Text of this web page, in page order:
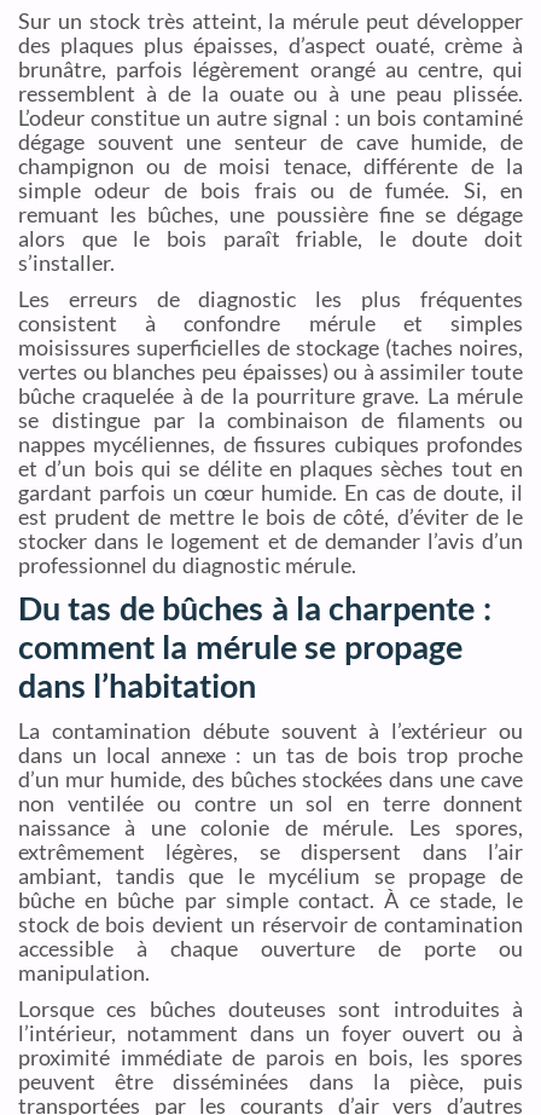
Sur un stock très atteint, la mérule peut développer
des plaques plus épaisses, d’aspect ouaté, crème à
brunâtre, parfois légèrement orangé au centre, qui
ressemblent à de la ouate ou à une peau plissée.
L’odeur constitue un autre signal : un bois contaminé
dégage souvent une senteur de cave humide, de
champignon ou de moisi tenace, différente de la
simple odeur de bois frais ou de fumée. Si, en
remuant les bûches, une poussière fine se dégage
alors que le bois paraît friable, le doute doit
s’installer.
Les erreurs de diagnostic les plus fréquentes
consistent à confondre mérule et simples
moisissures superficielles de stockage (taches noires,
vertes ou blanches peu épaisses) ou à assimiler toute
bûche craquelée à de la pourriture grave. La mérule
se distingue par la combinaison de filaments ou
nappes mycéliennes, de fissures cubiques profondes
et d’un bois qui se délite en plaques sèches tout en
gardant parfois un cœur humide. En cas de doute, il
est prudent de mettre le bois de côté, d’éviter de le
stocker dans le logement et de demander l’avis d’un
professionnel du diagnostic mérule.
Du tas de bûches à la charpente :
comment la mérule se propage
dans l’habitation
La contamination débute souvent à l’extérieur ou
dans un local annexe : un tas de bois trop proche
d’un mur humide, des bûches stockées dans une cave
non ventilée ou contre un sol en terre donnent
naissance à une colonie de mérule. Les spores,
extrêmement légères, se dispersent dans l’air
ambiant, tandis que le mycélium se propage de
bûche en bûche par simple contact. À ce stade, le
stock de bois devient un réservoir de contamination
accessible à chaque ouverture de porte ou
manipulation.
Lorsque ces bûches douteuses sont introduites à
l’intérieur, notamment dans un foyer ouvert ou à
proximité immédiate de parois en bois, les spores
peuvent être disséminées dans la pièce, puis
transportées par les courants d’air vers d’autres